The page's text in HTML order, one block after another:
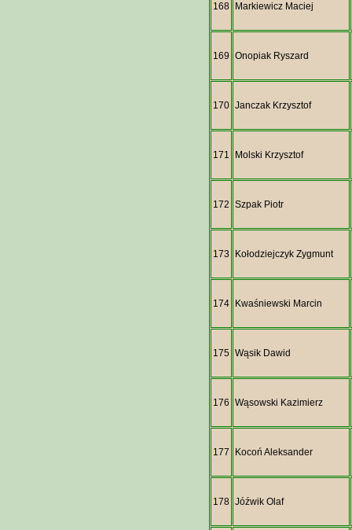
168 Markiewicz Maciej
169 Onopiak Ryszard
170 Janczak Krzysztof
171 Molski Krzysztof
172 Szpak Piotr
173 Kołodziejczyk Zygmunt
174 Kwaśniewski Marcin
175 Wąsik Dawid
176 Wąsowski Kazimierz
177 Kocoń Aleksander
178 Jóźwik Olaf